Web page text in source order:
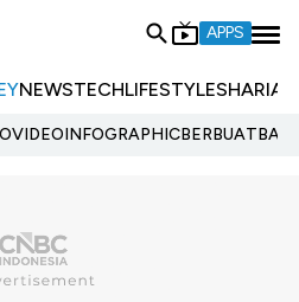
APPS
NEWSTECHLIFESTYLESHARIA
VIDEOINFOGRAPHIC